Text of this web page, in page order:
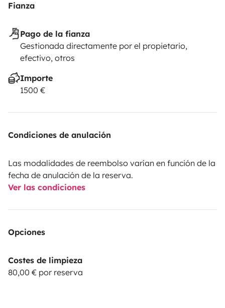
Fianza
Pago de la fianza
Gestionada directamente por el propietario,
efectivo, otros
Importe
1500 €
Condiciones de anulación
Las modalidades de reembolso varían en función de la
fecha de anulación de la reserva.
Ver las condiciones
Opciones
Costes de limpieza
80,00 € por reserva